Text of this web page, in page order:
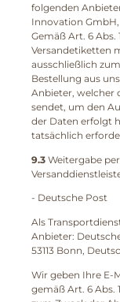
folgenden
Innovation GmbH,
Gemäß Art. 6
Versandetiketten
ausschließlich
Bestellung aus
Anbieter, welcher
sendet, um den
der Daten erfolgt
tatsächlich
9.3 Weitergabe
- Deutsche Post
Als
Anbieter:
53113 Bonn,
Wir geben Ihre E-
gemäß Art. 6 Abs.